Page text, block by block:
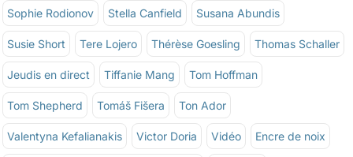
Sophie Rodionov Stella Canfield Susana Abundis
Susie Short Tere Lojero Thérèse Goesling Thomas Schaller
Jeudis en direct Tiffanie Mang Tom Hoffman
Tom Shepherd Tomáš Fišera Ton Ador
Valentyna Kefalianakis Victor Doria Vidéo Encre de noix